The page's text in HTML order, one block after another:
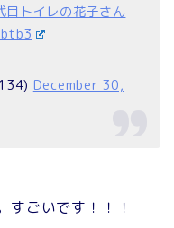
目トイレの花子さん
December 30,
すごいです！！！